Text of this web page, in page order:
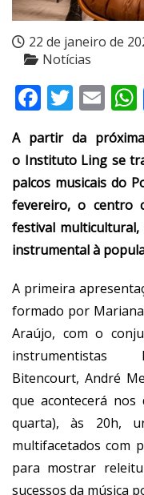
22 de janeiro de
Notícias
A partir da
o Instituto Ling se
palcos musicais do
fevereiro, o centro
festival multicultural,
instrumental à
A primeira
formado por
Araújo, com o
Bitencourt, André
que acontecerá
quarta), às 20h,
multifacetados com
para mostrar
sucessos da música